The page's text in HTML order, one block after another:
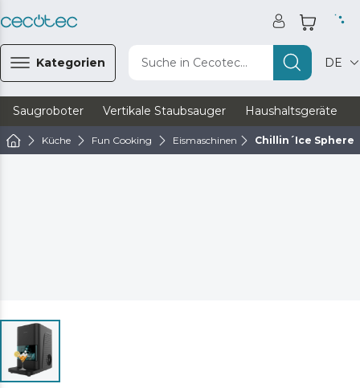
Kategorien Suche in Cecotec... DE
Saugroboter Vertikale Staubsauger Haushaltsgeräte
Küche Fun Cooking Eismaschinen Chillin´Ice Sphere